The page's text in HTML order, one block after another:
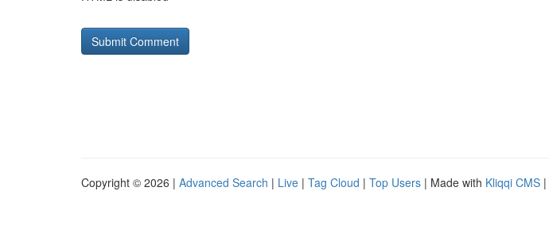
Copyright © 2026 | Advanced Search | Live | Tag Cloud | Top Users | Made with Kliqqi CMS |